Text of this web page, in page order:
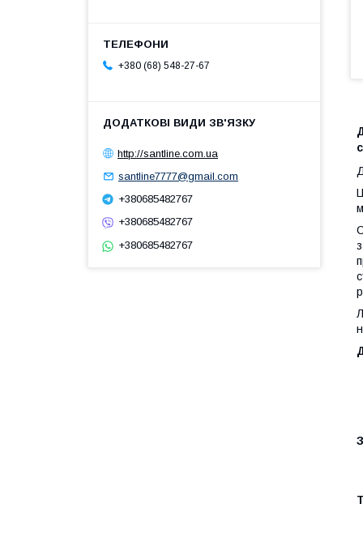
+380 (68) 548-27-67
http://santline.com.ua
santline7777@gmail.com
+380685482767
+380685482767
+380685482767